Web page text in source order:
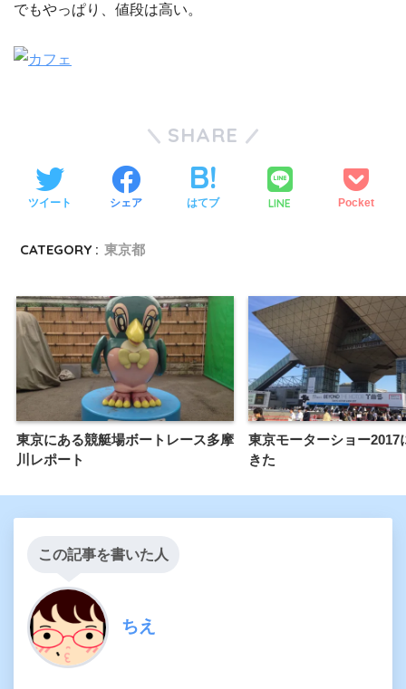
でもやっぱり、値段は高い。
SHARE
ツイート シェア はてブ LINE Pocket
CATEGORY : 東京都
東京にある競艇場ボートレース多摩
川レポート
東京モーターショー2017
きた
この記事を書いた人
ちえ